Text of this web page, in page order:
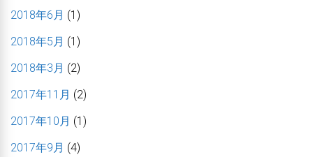
2018年6月 (1)
2018年5月 (1)
2018年3月 (2)
2017年11月 (2)
2017年10月 (1)
2017年9月 (4)